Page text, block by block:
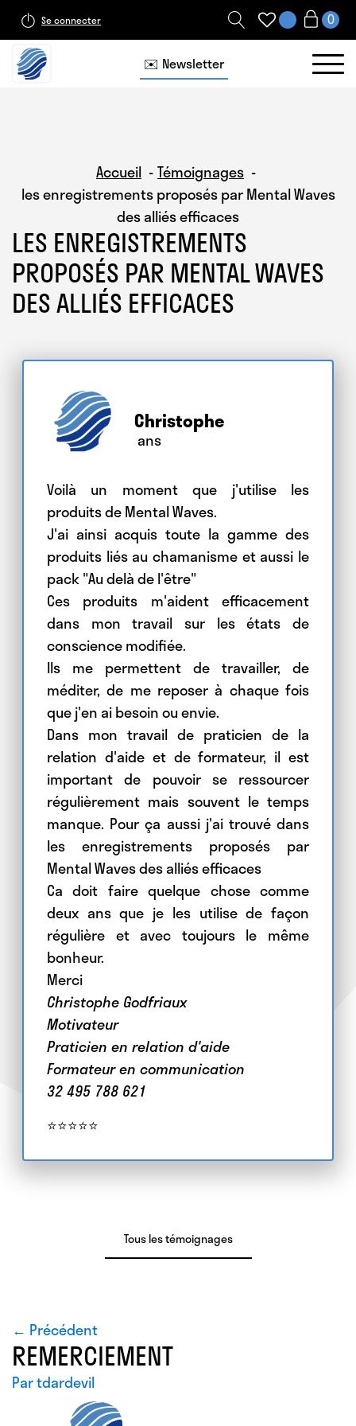
Se connecter
✉️ Newsletter
Accueil
Témoignages
les enregistrements proposés par Mental Waves
des alliés efficaces
LES ENREGISTREMENTS
PROPOSÉS PAR MENTAL WAVES
DES ALLIÉS EFFICACES
Christophe
ans
Voilà un moment que j'utilise les
produits de Mental Waves.
J'ai ainsi acquis toute la gamme des
produits liés au chamanisme et aussi le
pack "Au delà de l'être"
Ces produits m'aident efficacement
dans mon travail sur les états de
conscience modifiée.
Ils me permettent de travailler, de
méditer, de me reposer à chaque fois
que j'en ai besoin ou envie.
Dans mon travail de praticien de la
relation d'aide et de formateur, il est
important de pouvoir se ressourcer
régulièrement mais souvent le temps
manque. Pour ça aussi j'ai trouvé dans
les enregistrements proposés par
Mental Waves des alliés efficaces
Ca doit faire quelque chose comme
deux ans que je les utilise de façon
régulière et avec toujours le même
bonheur.
Merci
Christophe Godfriaux
Motivateur
Praticien en relation d'aide
Formateur en communication
32 495 788 621
⭐⭐⭐⭐⭐
Tous les témoignages
← Précédent
REMERCIEMENT
Partdardevil